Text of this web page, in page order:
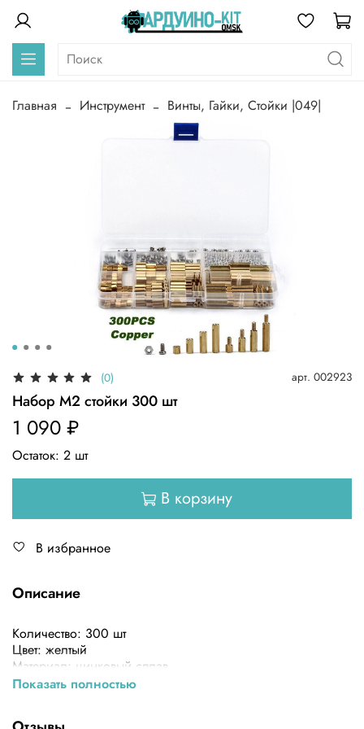
Главная Инструмент Винты, Гайки, Стойки |049|
(0) арт. 002923
Набор М2 стойки 300 шт
1 090 ₽
Остаток: 2 шт
В корзину
В избранное
Описание
Количество: 300 шт
Цвет: желтый
Материал: цинковый сплав
Диаметр: M2
Показать полностью